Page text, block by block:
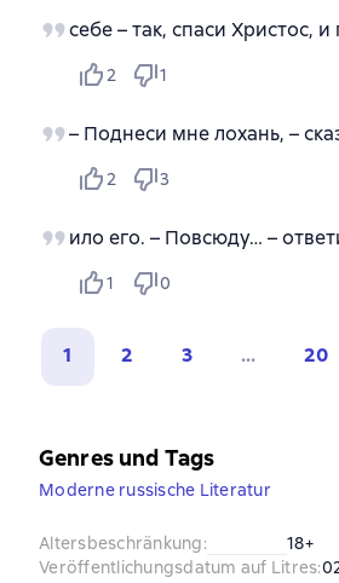
себе – так, спаси Христос,
2 1
– Поднеси мне лохань, –
2 3
ило его. – Повсюду… –
1 0
1 2 3 ... 20
Genres und Tags
Moderne russische Literatur
Altersbeschränkung:
18+
Veröffentlichungsdatum auf Litres: